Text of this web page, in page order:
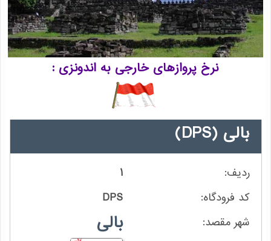
نرخ پروازهای خارجی به اندونزی
بالی (DPS)
1
DPS
بالی